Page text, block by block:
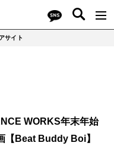
サイト
WORKS年末年始
【Beat Buddy Boi】